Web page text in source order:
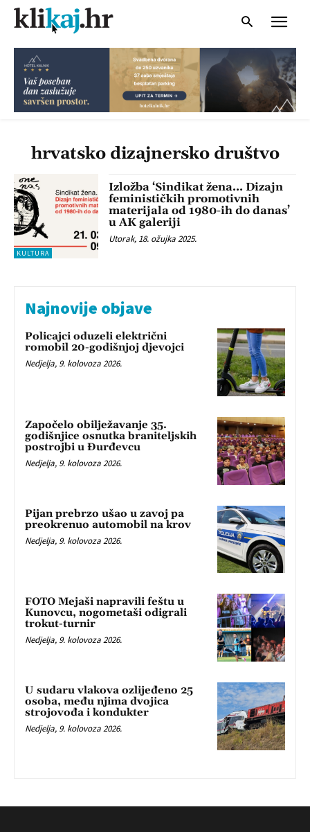
hrvatsko dizajnersko društvo
KULTURA
Izložba ‘Sindikat žena… Dizajn
feminističkih promotivnih
materijala od 1980-ih do danas’
u AK galeriji
Utorak, 18. ožujka 2025.
Najnovije objave
Policajci oduzeli električni
romobil 20-godišnjoj djevojci
Nedjelja, 9. kolovoza 2026.
Započelo obilježavanje 35.
godišnjice osnutka braniteljskih
postrojbi u Đurđevcu
Nedjelja, 9. kolovoza 2026.
Pijan prebrzo ušao u zavoj pa
preokrenuo automobil na krov
Nedjelja, 9. kolovoza 2026.
FOTO Mejaši napravili feštu u
Kunovcu, nogometaši odigrali
trokut-turnir
Nedjelja, 9. kolovoza 2026.
U sudaru vlakova ozlijeđeno 25
osoba, među njima dvojica
strojovođa i kondukter
Nedjelja, 9. kolovoza 2026.